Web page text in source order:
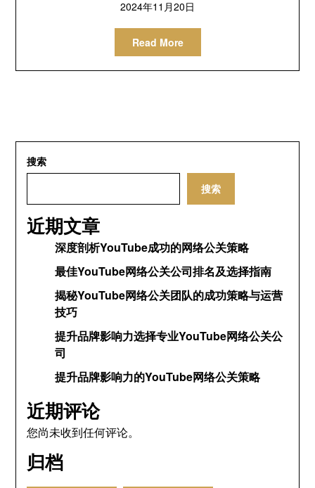
2024年11月20日
Read More
搜索
搜索
近期文章
深度剖析YouTube成功的网络公关策略
最佳YouTube网络公关公司排名及选择指南
揭秘YouTube网络公关团队的成功策略与运营
技巧
提升品牌影响力选择专业YouTube网络公关公
司
提升品牌影响力的YouTube网络公关策略
近期评论
您尚未收到任何评论。
归档